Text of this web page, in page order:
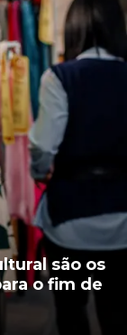
são os
o fim de